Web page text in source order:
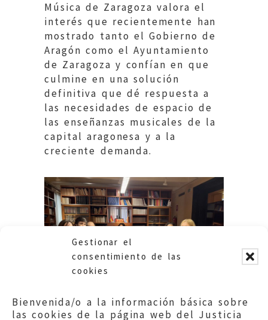
Gestionar el
consentimiento de las
cookies
Bienvenida/o a la información básica sobre
las cookies de la página web del Justicia
Música de Zaragoza valora el
interés que recientemente han
mostrado tanto el Gobierno de
Aragón como el Ayuntamiento
de Zaragoza y confían en que
culmine en una solución
definitiva que dé respuesta a
las necesidades de espacio de
las enseñanzas musicales de la
capital aragonesa y a la
creciente demanda.